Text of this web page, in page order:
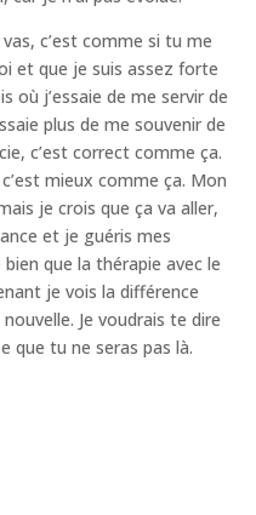
c’est comme si tu me
et que je suis assez forte
où j’essaie de me servir de
plus de me souvenir de
c’est correct comme ça.
mieux comme ça. Mon
je crois que ça va aller,
et je guéris mes
bien que la thérapie avec le
je vois la différence
Je voudrais te dire
que tu ne seras pas là.